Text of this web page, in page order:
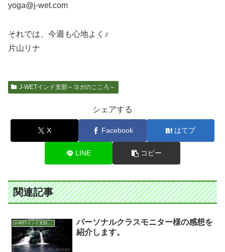
yoga@j-wet.com
それでは、今週も心地よく♪
片山リナ
J-WETインド支部～ヨガのこころ～
シェアする
X Facebook はてブ
LINE コピー
関連記事
J-WETインド支部～ヨガのこころ～
パーソナルクラスモニター様の感想を
紹介します。